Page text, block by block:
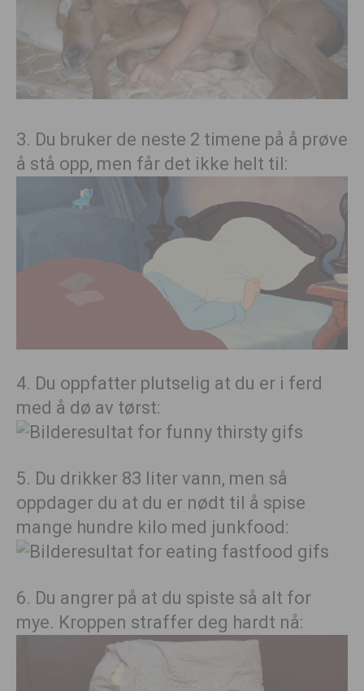
3. Du bruker de neste 2 timene på å prøve
å stå opp, men får det ikke helt til:
4. Du oppfatter plutselig at du er i ferd
med å dø av tørst:
5. Du drikker 83 liter vann, men så
oppdager du at du er nødt til å spise
mange hundre kilo med junkfood:
6. Du angrer på at du spiste så alt for
mye. Kroppen straffer deg hardt nå: